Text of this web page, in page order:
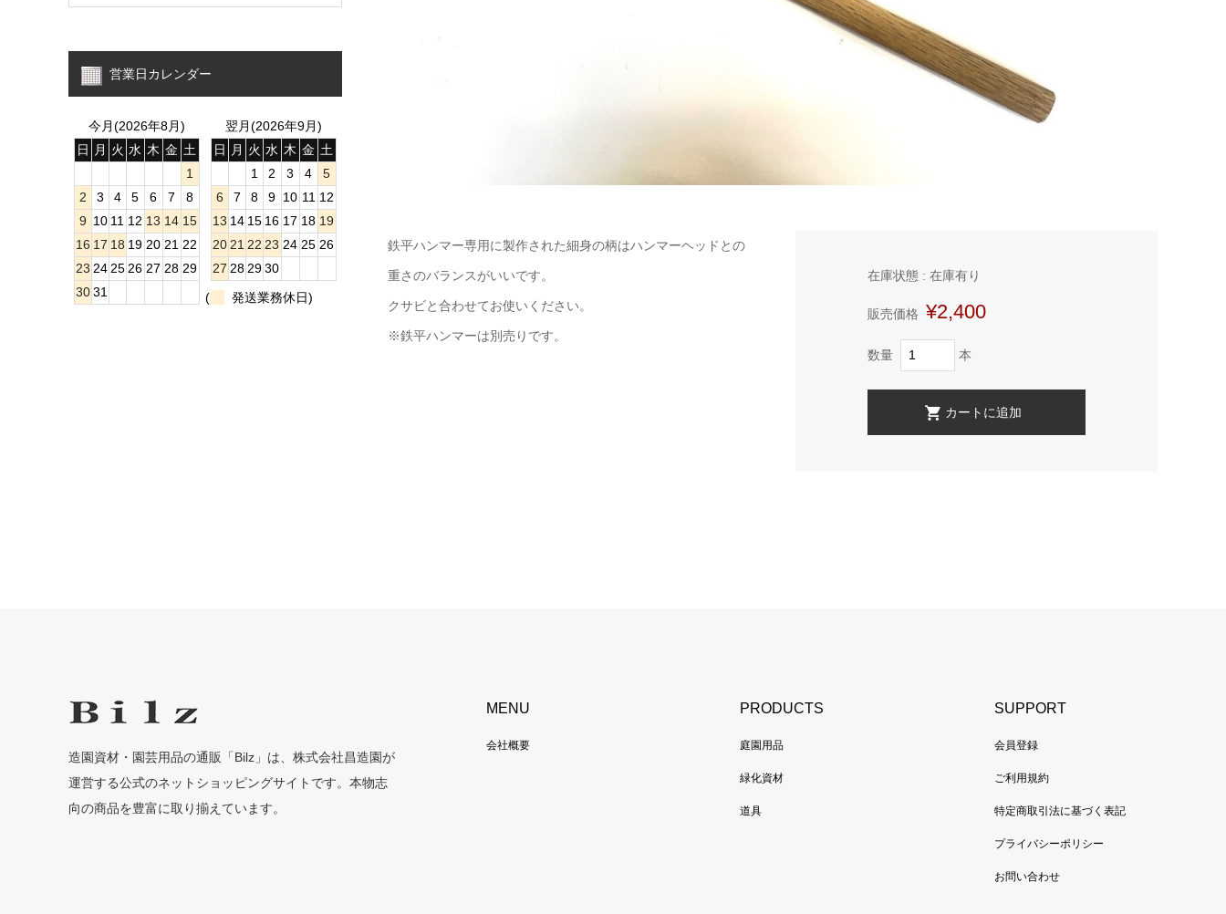
鉄平ハンマー専用に製作された細身の柄はハンマーヘッドとの
重さのバランスがいいです。
クサビと合わせてお使いください。
※鉄平ハンマーは別売りです。
在庫状態 : 在庫有り
販売価格 ¥2,400
数量 本
営業日カレンダー
今月(2026年8月)
日
月 火 水 木 金 土
1
2
3 4 5 6 7
8
9 10 11 12 13 14 15
16 17 18 19 20 21 22
23 24 25 26 27 28 29
30 31
翌月(2026年9月)
日
月 火 水 木 金 土
1
2 3 4
5
6
7 8 9 10 11 12
13 14 15 16 17 18 19
20 21 22 23 24 25 26
27 28 29 30
(
発送業務休日)
造園資材・園芸用品の通販「Bilz」は、株式会社昌造園が
運営する公式のネットショッピングサイトです。本物志
向の商品を豊富に取り揃えています。
MENU
会社概要
PRODUCTS
庭園用品
緑化資材
道具
SUPPORT
会員登録
ご利用規約
特定商取引法に基づく表記
プライバシーポリシー
お問い合わせ